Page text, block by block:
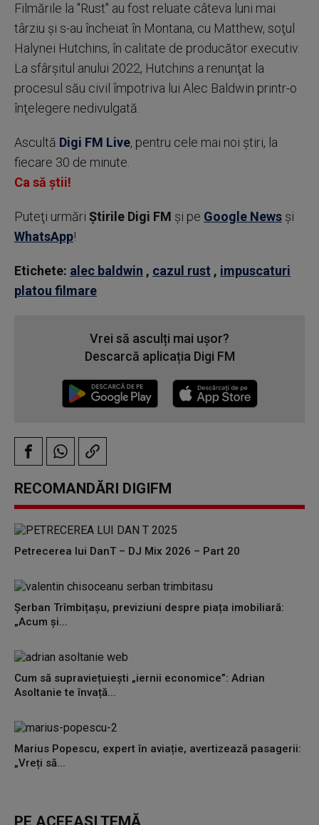
Filmările la "Rust" au fost reluate câteva luni mai
târziu şi s-au încheiat în Montana, cu Matthew, soţul
Halynei Hutchins, în calitate de producător executiv.
La sfârşitul anului 2022, Hutchins a renunţat la
procesul său civil împotriva lui Alec Baldwin printr-o
înţelegere nedivulgată.
Ascultă Digi FM Live, pentru cele mai noi știri, la
fiecare 30 de minute.
Ca să știi!
Puteţi urmări Știrile Digi FM şi pe Google News şi
WhatsApp!
Etichete: alec baldwin , cazul rust , impuscaturi
platou filmare
Vrei să asculți mai ușor?
Descarcă aplicația Digi FM
RECOMANDĂRI DIGIFM
Petrecerea lui DanT – DJ Mix 2026 – Part 20
Șerban Trîmbițașu, previziuni despre piața imobiliară:
„Acum și...
Cum să supraviețuiești „iernii economice”: Adrian
Asoltanie te învață...
Marius Popescu, expert în aviație, avertizează pasagerii:
„Vreți să...
PE ACEEAȘI TEMĂ